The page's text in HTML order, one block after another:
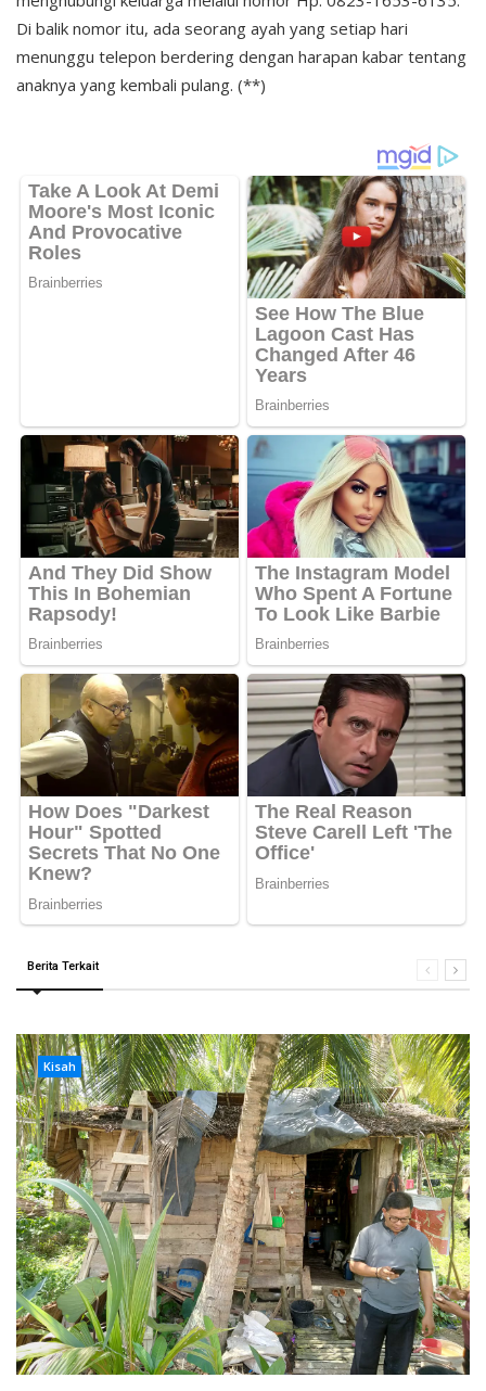
Di balik nomor itu, ada seorang ayah yang setiap hari
menunggu telepon berdering dengan harapan kabar tentang
anaknya yang kembali pulang. (**)
Berita Terkait
Kisah